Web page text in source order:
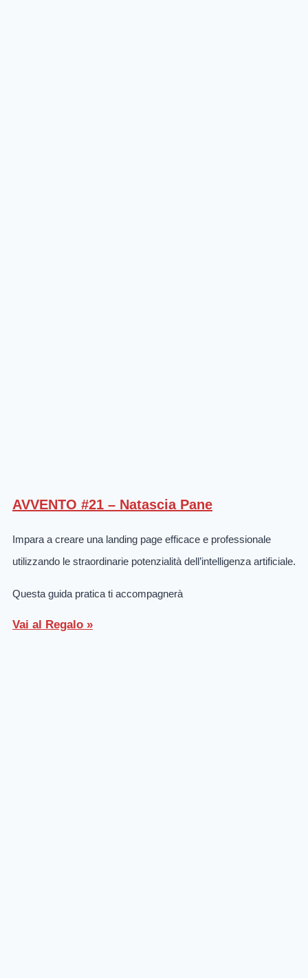
AVVENTO #21 – Natascia Pane
Impara a creare una landing page efficace e professionale
utilizzando le straordinarie potenzialità dell’intelligenza artificiale.
Questa guida pratica ti accompagnerà
Vai al Regalo »